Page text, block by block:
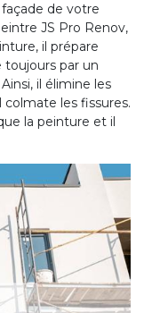
de votre
JS Pro Renov,
il prépare
par un
il élimine les
les fissures.
la peinture et il